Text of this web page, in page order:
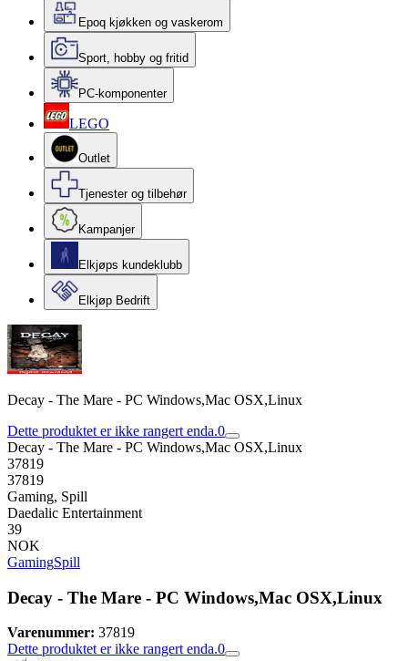
Epoq kjøkken og vaskerom
Sport, hobby og fritid
PC-komponenter
LEGO
Outlet
Tjenester og tilbehør
Kampanjer
Elkjøps kundeklubb
Elkjøp Bedrift
Decay - The Mare - PC Windows,Mac OSX,Linux
Dette produktet er ikke rangert enda.0
Decay - The Mare - PC Windows,Mac OSX,Linux
37819
37819
Gaming, Spill
Daedalic Entertainment
39
NOK
GamingSpill
Decay - The Mare - PC Windows,Mac OSX,Linux
Varenummer: 37819
Dette produktet er ikke rangert enda.0